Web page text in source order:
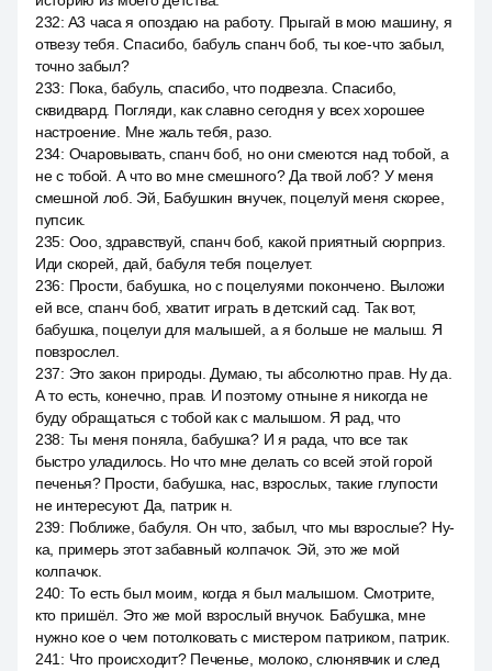
232: A3 часа я опоздаю на работу. Прыгай в мою машину, я
отвезу тебя. Спасибо, бабуль спанч боб, ты кое-что забыл,
точно забыл?
233: Пока, бабуль, спасибо, что подвезла. Спасибо,
сквидвард. Погляди, как славно сегодня у всех хорошее
настроение. Мне жаль тебя, разо.
234: Очаровывать, спанч боб, но они смеются над тобой, а
не с тобой. А что во мне смешного? Да твой лоб? У меня
смешной лоб. Эй, Бабушкин внучек, поцелуй меня скорее,
пупсик.
235: Ооо, здравствуй, спанч боб, какой приятный сюрприз.
Иди скорей, дай, бабуля тебя поцелует.
236: Прости, бабушка, но с поцелуями покончено. Выложи
ей все, спанч боб, хватит играть в детский сад. Так вот,
бабушка, поцелуи для малышей, а я больше не малыш. Я
повзрослел.
237: Это закон природы. Думаю, ты абсолютно прав. Ну да.
А то есть, конечно, прав. И поэтому отныне я никогда не
буду обращаться с тобой как с малышом. Я рад, что
238: Ты меня поняла, бабушка? И я рада, что все так
быстро уладилось. Но что мне делать со всей этой горой
печенья? Прости, бабушка, нас, взрослых, такие глупости
не интересуют. Да, патрик н.
239: Поближе, бабуля. Он что, забыл, что мы взрослые? Ну-
ка, примерь этот забавный колпачок. Эй, это же мой
колпачок.
240: То есть был моим, когда я был малышом. Смотрите,
кто пришёл. Это же мой взрослый внучок. Бабушка, мне
нужно кое о чем потолковать с мистером патриком, патрик.
241 : Что происходит? Печенье, молоко, слюнявчик и след